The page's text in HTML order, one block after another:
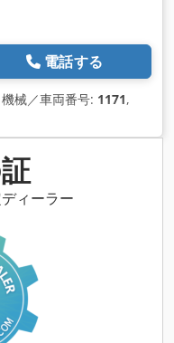
電話する
械／車両番号: 1171,
ィーラー